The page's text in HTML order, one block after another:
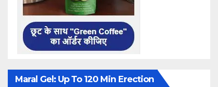
Maral Gel: Up To 120 Min Erection